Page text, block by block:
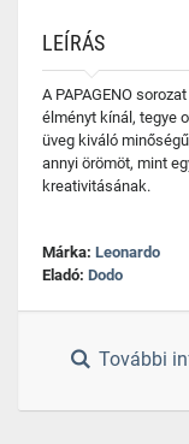
LEÍRÁS
A PAPAGENO
élményt kínál, tegye
üveg kiváló
annyi örömöt, mint
kreativitásának.
Márka: Leonardo
Eladó: Dodo
További